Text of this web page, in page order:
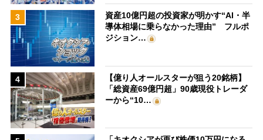
3
資産10億円超の投資家が明かす“AI・半
導体相場に乗らなかった理由” フルポ
ジション…
4
【億り人オールスターが狙う20銘柄】
「総資産69億円超」90歳現役トレーダ
ーから“10…